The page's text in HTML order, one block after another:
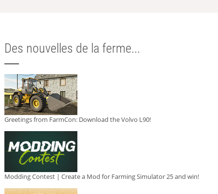
Des nouvelles de la ferme...
Greetings from FarmCon: Download the Volvo L90!
Modding Contest | Create a Mod for Farming Simulator 25 and win!